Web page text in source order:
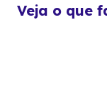
Veja o que